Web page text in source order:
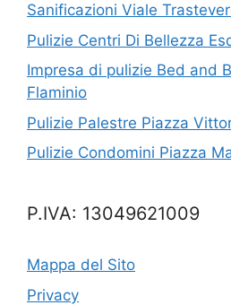
Sanificazioni Viale
Pulizie Centri Di Bellezza
Impresa di pulizie Bed and
Flaminio
Pulizie Palestre Piazza
Pulizie Condomini Piazza
P.IVA: 13049621009
Mappa del Sito
Privacy